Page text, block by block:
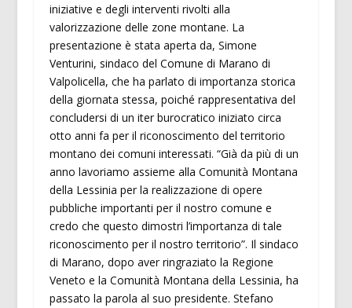
iniziative e degli interventi rivolti alla
valorizzazione delle zone montane. La
presentazione è stata aperta da, Simone
Venturini, sindaco del Comune di Marano di
Valpolicella, che ha parlato di importanza storica
della giornata stessa, poiché rappresentativa del
concludersi di un iter burocratico iniziato circa
otto anni fa per il riconoscimento del territorio
montano dei comuni interessati. “Già da più di un
anno lavoriamo assieme alla Comunità Montana
della Lessinia per la realizzazione di opere
pubbliche importanti per il nostro comune e
credo che questo dimostri l’importanza di tale
riconoscimento per il nostro territorio”. Il sindaco
di Marano, dopo aver ringraziato la Regione
Veneto e la Comunità Montana della Lessinia, ha
passato la parola al suo presidente. Stefano